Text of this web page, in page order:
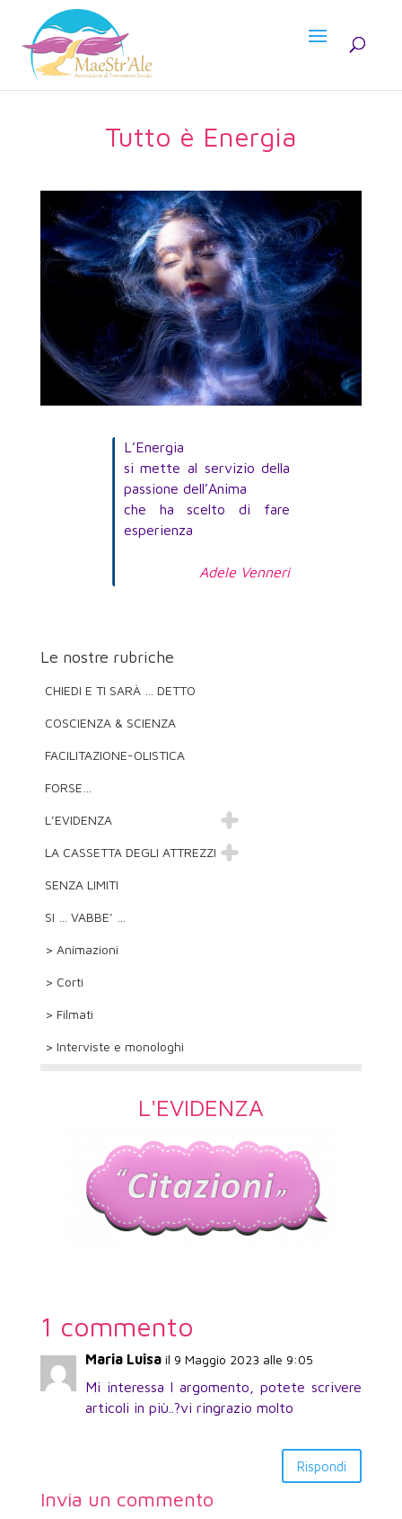
Tutto è Energia
L’Energia
si mette al servizio della
passione dell’Anima
che ha scelto di fare
esperienza
Adele Venneri
Le nostre rubriche
CHIEDI E TI SARÀ … DETTO
COSCIENZA & SCIENZA
FACILITAZIONE-OLISTICA
FORSE…
L’EVIDENZA
LA CASSETTA DEGLI ATTREZZI
SENZA LIMITI
SI … VABBE’ …
> Animazioni
> Corti
> Filmati
> Interviste e monologhi
L'EVIDENZA
1 commento
Maria Luisa il 9 Maggio 2023 alle 9:05
Mi interessa l argomento, potete scrivere
articoli in più..?vi ringrazio molto
Rispondi
Invia un commento